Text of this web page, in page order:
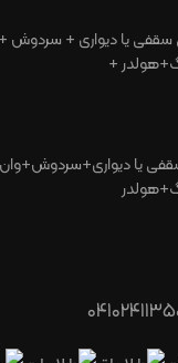
سقفی یا دیواری + سردوش
+
یا